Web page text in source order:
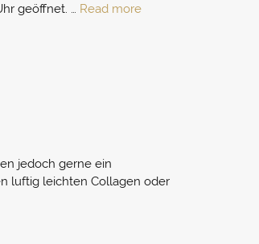
geöffnet. … Read more
jedoch gerne ein
luftig leichten Collagen oder